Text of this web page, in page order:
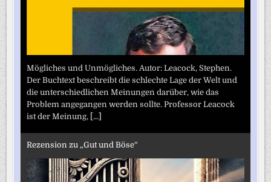
Mögliches und Unmögliches. Autor: Leacock, Stephen.
Der Buchtext beschreibt die schlechte Lage der Welt und
die unterschiedlichen Meinungen darüber, wie das
Problem angegangen werden sollte. Professor Leacock
ist der Meinung, [...]
Rezension zu „Gut und Böse“